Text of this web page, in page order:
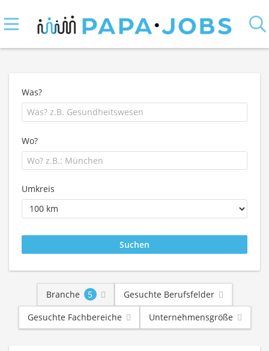
Was?
Wo?
Umkreis
Branche 5
Gesuchte Berufsfelder
Gesuchte Fachbereiche
Unternehmensgröße